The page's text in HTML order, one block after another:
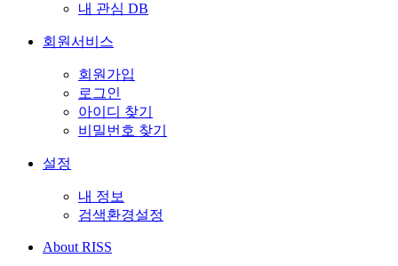
내 관심 DB
회원서비스
회원가입
로그인
아이디 찾기
비밀번호 찾기
설정
내 정보
검색환경설정
About RISS